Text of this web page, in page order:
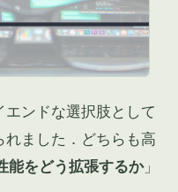
ンドな選択肢として
ました．どちらも高
能をどう拡張するか」